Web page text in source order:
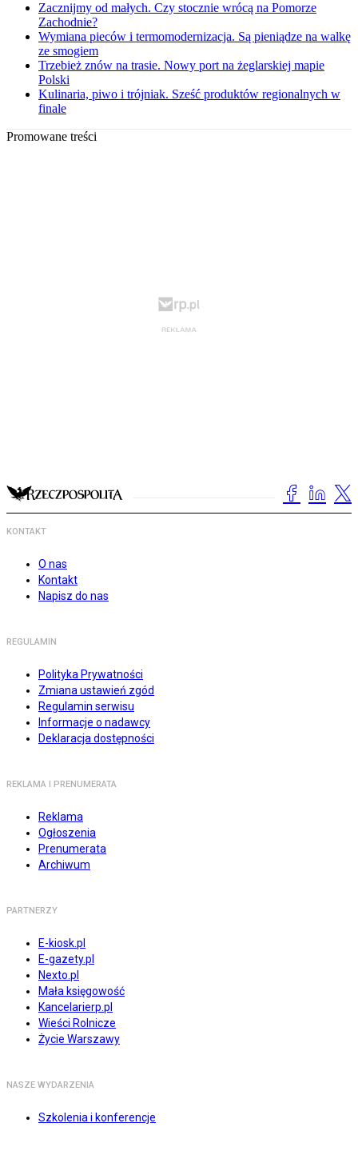
Zacznijmy od małych. Czy stocznie wrócą na Pomorze
Zachodnie?
Wymiana pieców i termomodernizacja. Są pieniądze na walkę
ze smogiem
Trzebież znów na trasie. Nowy port na żeglarskiej mapie
Polski
Kulinaria, piwo i trójniak. Sześć produktów regionalnych w
finale
Promowane treści
KONTAKT
O nas
Kontakt
Napisz do nas
REGULAMIN
Polityka Prywatności
Zmiana ustawień zgód
Regulamin serwisu
Informacje o nadawcy
Deklaracja dostępności
REKLAMA I PRENUMERATA
Reklama
Ogłoszenia
Prenumerata
Archiwum
PARTNERZY
E-kiosk.pl
E-gazety.pl
Nexto.pl
Mała księgowość
Kancelarierp.pl
Wieści Rolnicze
Życie Warszawy
NASZE WYDARZENIA
Szkolenia i konferencje